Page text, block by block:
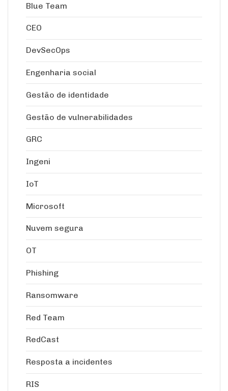
Blue Team
CEO
DevSecOps
Engenharia social
Gestão de identidade
Gestão de vulnerabilidades
GRC
Ingeni
IoT
Microsoft
Nuvem segura
OT
Phishing
Ransomware
Red Team
RedCast
Resposta a incidentes
RIS